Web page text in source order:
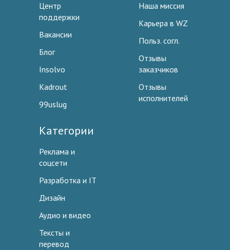
Центр
поддержки
Вакансии
Блог
Insolvo
Kadrout
99uslug
Наша миссия
Карьера в WZ
Польз. согл.
Отзывы
заказчиков
Отзывы
исполнителей
Категории
Реклама и
соцсети
Разработка и IT
Дизайн
Аудио и видео
Тексты и
перевод